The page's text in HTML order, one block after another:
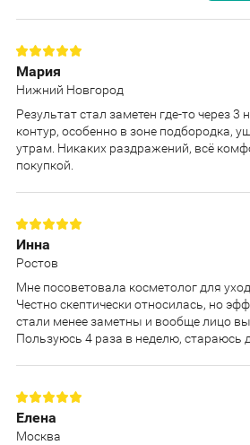
Мария
Нижний Новгород
Результат стал заметен где-то через 3
контур, особенно в зоне подбородка,
утрам. Никаких раздражений, всё
покупкой.
Инна
Ростов
Мне посоветовала косметолог для
Честно скептически относилась, но
стали менее заметны и вообще лицо
Пользуюсь 4 раза в неделю, стараюсь
Елена
Москва